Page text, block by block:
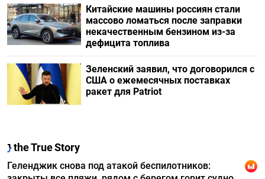
Китайские машины россиян стали
массово ломаться после заправки
некачественным бензином из-за
дефицита топлива
Зеленский заявил, что договорился с
США о ежемесячных поставках
ракет для Patriot